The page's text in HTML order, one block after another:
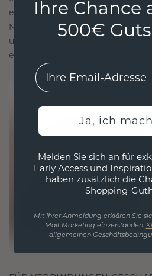
erfahrenen Goldschmiede
Nachhaltigkeit mit
und stellen so sicher, dass Ihr
ethisch wie exquisit ist.
Ihre Chance
500€
EMail
Ja, ich
Melden Sie sich an für
Early Access und
haben zusätzlich die
Shopping-
Mit Ihrer Anmeldung erklären Sie
Mail-Marketing einverstanden.
allgemeinen